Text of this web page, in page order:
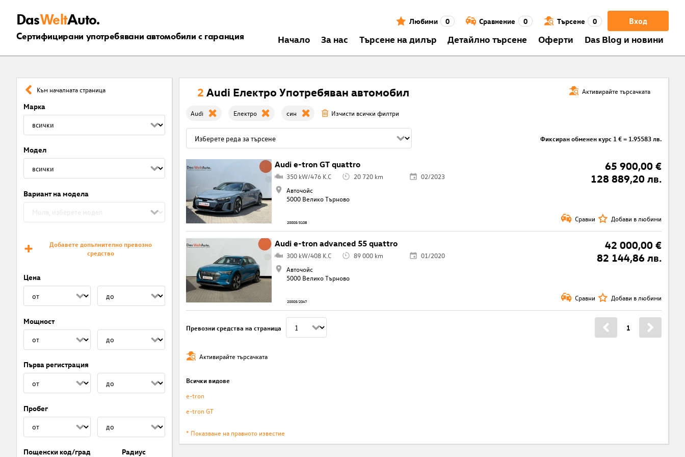
DasWeltAuto.
Сертифицирани употребявани автомобили с гаранция
Вход
Любими 0 Сравнение 0 Търсене 0
Началo За нас Търсене на дилър Детайлно търсене Оферти Das Blog и новини
Към началната страница
Марка
Модел
Вариант на модела
Добавете допълнително превозно
средство
Цена
Мощност
Първа регистрация
Пробег
Пощенски код/град Радиус
Активирайте търсачката
2 Audi Електро Употребяван автомобил
Audi Електро син Изчисти всички филтри
Фиксиран обменен курс 1 € = 1.95583 лв.
Audi e-tron GT quattro
65 900,00 €
128 889,20 лв.
350 kW/476 K.C 20 720 km
02/2023
Авточойс
5000 Велико Търново
20005/3108 Сравни Добави в любими
Audi e-tron advanced 55 quattro
42 000,00 €
82 144,86 лв.
300 kW/408 K.C 89 000 km
01/2020
Авточойс
5000 Велико Търново
20005/2047 Сравни Добави в любими
Превозни средства на страница 1
Активирайте търсачката
Всички видове
e-tron
e-tron GT
* Показване на правното известие